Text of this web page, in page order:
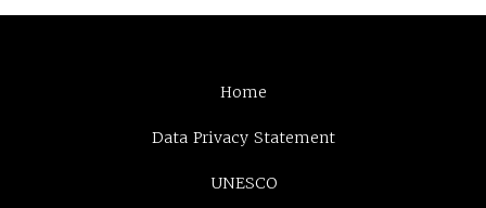
Home
Data Privacy Statement
UNESCO